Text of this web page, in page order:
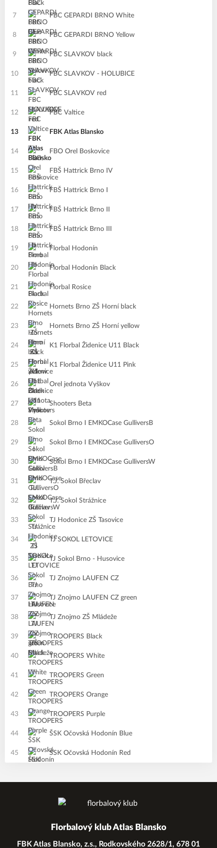
7 FBC GEPARDI BRNO White
8 FBC GEPARDI BRNO Yellow
9 FBC SLAVKOV black
10 FBC SLAVKOV - HOLUBICE
11 FBC SLAVKOV red
12 FBC Valtice
13 FBK Atlas Blansko
14 FBO Orel Boskovice
15 FBŠ Hattrick Brno IV
16 FBŠ Hattrick Brno I
17 FBŠ Hattrick Brno II
18 FBŠ Hattrick Brno III
19 Florbal Hodonín
20 Florbal Hodonín Black
21 Florbal Rosice
22 Hornets Brno ZŠ Horní black
23 Hornets Brno ZŠ Horní yellow
24 K1 Florbal Židenice U11 Black
25 K1 Florbal Židenice U11 Pink
26 Orel jednota Vyškov
27 Shooters Beta
28 Sokol Brno I EMKOCase GulliversB
29 Sokol Brno I EMKOCase GulliversO
30 Sokol Brno I EMKOCase GulliversW
31 T.J. Sokol Břeclav
32 T.J. Sokol Strážnice
33 TJ Hodonice ZŠ Tasovice
34 TJ SOKOL LETOVICE
35 TJ Sokol Brno - Husovice
36 TJ Znojmo LAUFEN CZ
37 TJ Znojmo LAUFEN CZ green
38 TJ Znojmo ZŠ Mládeže
39 TROOPERS Black
40 TROOPERS White
41 TROOPERS Green
42 TROOPERS Orange
43 TROOPERS Purple
44 ŠSK Očovská Hodonín Blue
45 ŠSK Očovská Hodonín Red
Florbalový klub Atlas Blansko
FBK Atlas Blansko, z.s., Rodkovského 2628/1, 678 01